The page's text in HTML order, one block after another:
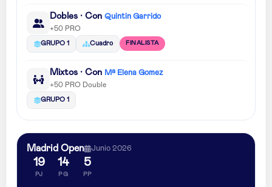
Dobles · Con Quintin Garrido
+50 PRO
GRUPO 1 Cuadro FINALISTA
Mixtos · Con Mª Elena Gomez
+50 PRO Double
GRUPO 1
Madrid Open Junio 2026
19
PJ
14
PG
5
PP